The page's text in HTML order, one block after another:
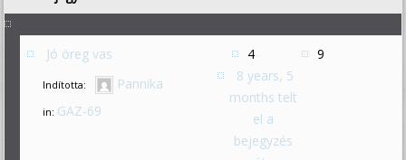
Jó öreg vas
Indította: Pannika
in: GAZ-69
4
9
8 years, 5
months telt
el a
bejegyzés